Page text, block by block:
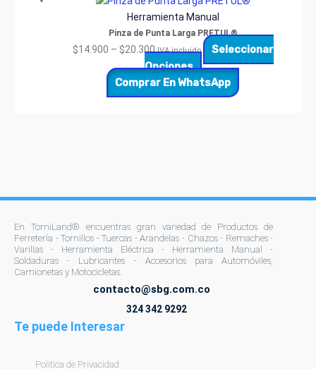
Herramienta Manual
Pinza de Punta Larga PRETUL®
$14.900 – $20.300 IVA incluido
Seleccionar
Opciones
Comprar En WhatsApp
En TorniLand® encuentras gran variedad de Productos de
Ferretería - Tornillos - Tuercas - Arandelas - Chazos - Remaches -
Varillas - Herramienta Eléctrica - Herramienta Manual -
Soldaduras - Lubricantes - Accesorios para Automóviles,
Camionetas y Motocicletas.
contacto@sbg.com.co
324 342 9292
Te puede Interesar
Politica de Privacidad